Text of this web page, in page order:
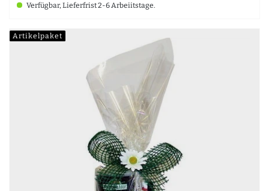
Verfügbar, Lieferfrist 2-6 Arbeiitstage.
Artikelpaket